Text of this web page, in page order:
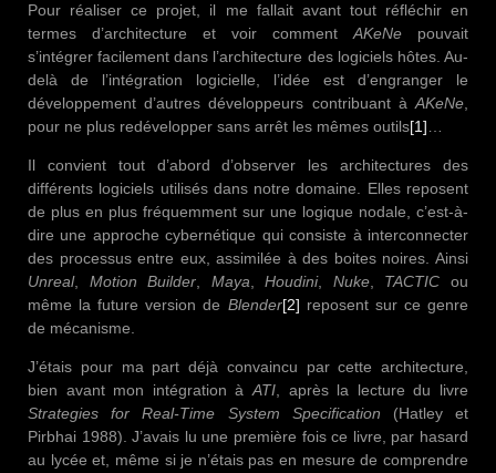
Pour réaliser ce projet, il me fallait avant tout réfléchir en
termes d’architecture et voir commentAKeNe pouvait
s’intégrer facilement dans l’architecture des logiciels hôtes. Au-
delà de l’intégration logicielle, l’idée est d’engranger le
développement d’autres développeurs contribuant àAKeNe,
pour ne plus redévelopper sans arrêt les mêmes outils[1]…
Il convient tout d’abord d’observer les architectures des
différents logiciels utilisés dans notre domaine. Elles reposent
de plus en plus fréquemment sur une logique nodale, c’est-à-
dire une approche cybernétique qui consiste à interconnecter
des processus entre eux, assimilée à des boites noires. Ainsi
Unreal, Motion Builder, Maya,Houdini, Nuke, TACTIC ou
même la future version de Blender[2] reposent sur ce genre
de mécanisme.
J’étais pour ma part déjà convaincu par cette architecture,
bien avant mon intégration àATI, après la lecture du livre
Strategies for Real-Time System Specification (Hatley et
Pirbhai 1988). J’avais lu une première fois ce livre, par hasard
au lycée et, même si je n’étais pas en mesure de comprendre